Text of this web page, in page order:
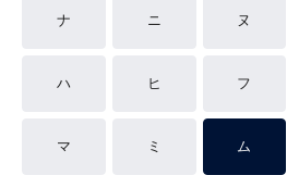
ナ ニ ヌ
ハ ヒ フ
マ ミ ム